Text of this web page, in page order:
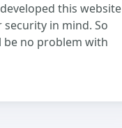
this website
in mind. So
be no problem with